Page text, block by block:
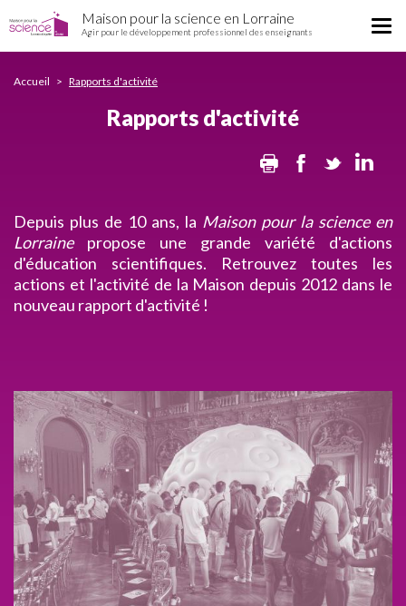
Rapports
d'activité
au
Maison pour la science en Lorraine
Agir pour le développement professionnel des enseignants
Accueil Rapports d'activité
Rapports d'activité
Print Facebook
Twitter
Depuis plus de 10 ans, la Maison pour la science en
Lorrainepropose une grande variété d'actions
d'éducation scientifiques. Retrouvez toutes les
actions et l'activité de la Maison depuis 2012 dans le
nouveau rapport d'activité !